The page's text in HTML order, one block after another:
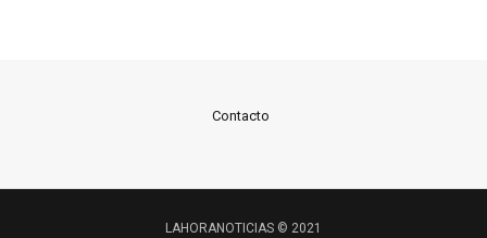
Contacto
LAHORANOTICIAS © 2021